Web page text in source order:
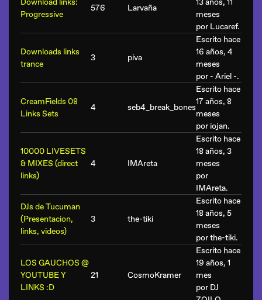
Download links:
Progressive
576 Larvaña
13 años, 11
meses
por Lucaref.
Downloads links
trance
3 piva
Escrito hace
16 años, 4
meses
por - Ariel -.
CreamFields 08
Links Sets
4 seb4_break_bones
Escrito hace
17 años, 8
meses
por iojan.
10000 LIVESETS
& MIXES (direct
links)
4 IMAreta
Escrito hace
18 años, 3
meses
por
IMAreta.
DJs de Tucuman
(Presentacion,
links, videos)
3 the-tiki
Escrito hace
18 años, 5
meses
porthe-tiki.
LOS GAUCHOS @
YOUTUBE Y
LINKS :D
21 CosmoKramer
Escrito hace
19 años, 1
mes
por DJ